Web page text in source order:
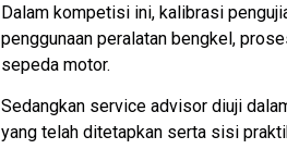
Dalam kompetisi ini, kalibrasi
penggunaan peralatan bengkel,
sepeda motor.
Sedangkan service advisor diuji
yang telah ditetapkan serta sisi